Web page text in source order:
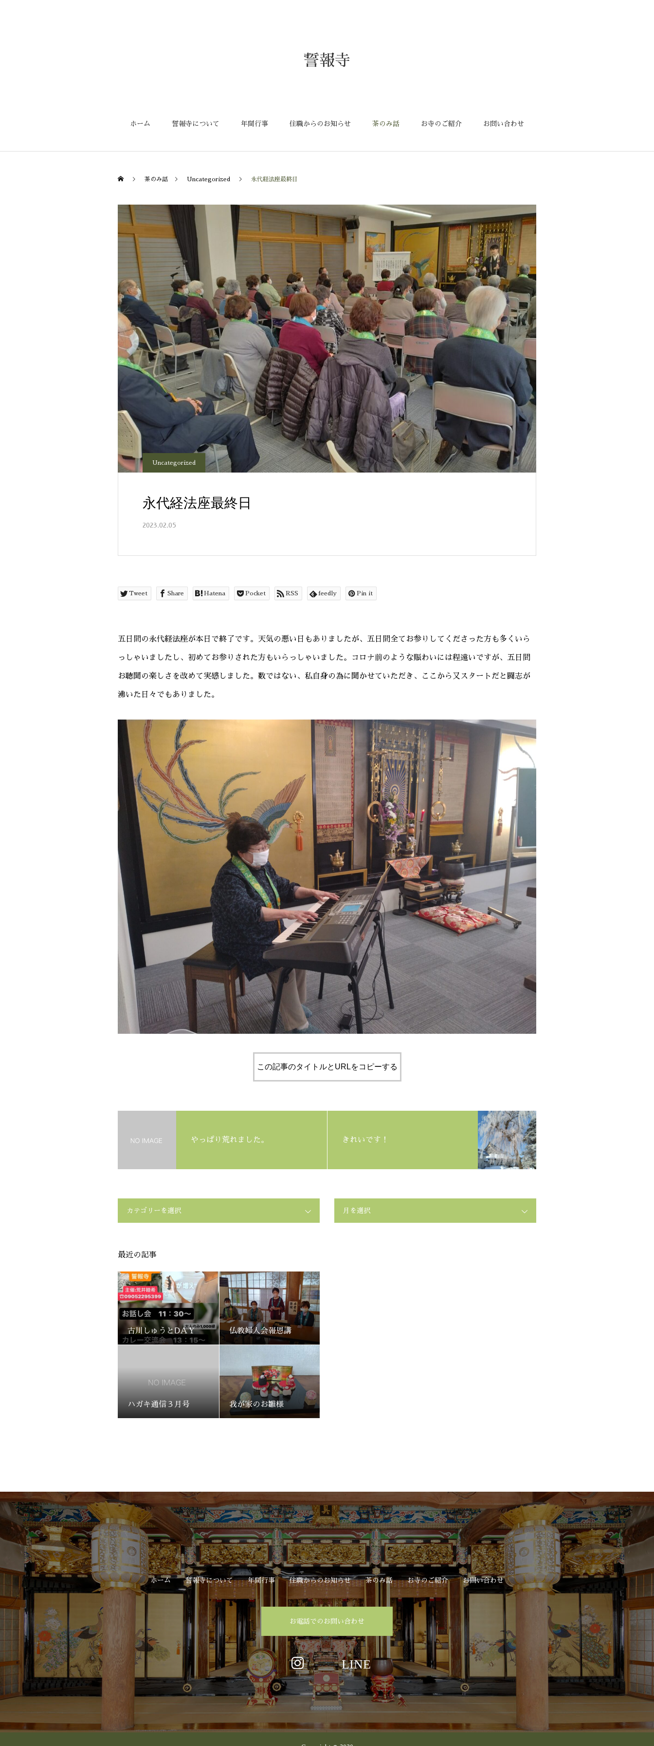
誓報寺
ホーム 誓報寺について 年間行事 住職からのお知らせ 茶のみ話 お寺のご紹介 お問い合わせ
茶のみ話 Uncategorized 永代経法座最終日
Uncategorized
永代経法座最終日
2023.02.05
Tweet Share Hatena Pocket RSS feedly Pin it
五日間の永代経法座が本日で終了です。天気の悪い日もありましたが、五日間全てお参りしてくださった方も多くいら
っしゃいましたし、初めてお参りされた方もいらっしゃいました。コロナ前のような賑わいには程遠いですが、五日間
お聴聞の楽しさを改めて実感しました。数ではない、私自身の為に聞かせていただき、ここから又スタートだと闘志が
沸いた日々でもありました。
この記事のタイトルとURLをコピーする
やっぱり荒れました。 きれいです！
カテゴリーを選択 月を選択
最近の記事
古川しゅうとⅮＡＹ 仏教婦人会報恩講
ハガキ通信３月号 我が家のお雛様
ホーム 誓報寺について 年間行事 住職からのお知らせ 茶のみ話 お寺のご紹介 お問い合わせ
お電話でのお問い合わせ